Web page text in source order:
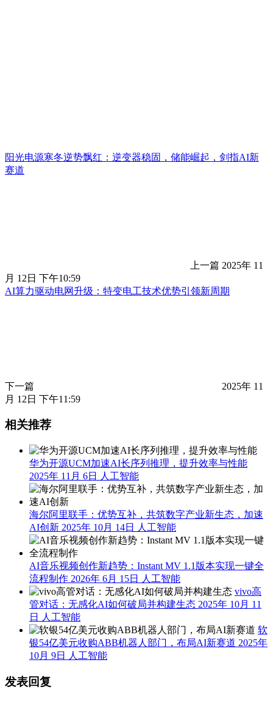
阳光电源寒冬逆势飘红：逆变器稳固，储能崛起，剑指AI新
赛道
上一篇 2025年 11
月 12日 下午10:59
AI算力驱动电网升级：特变电工技术优势引领新周期
下一篇
2025年 11
月 12日 下午11:59
相关推荐
华为开源UCM加速AI长序列推理，提升效率与性能
2025年 11月 6日
人工智能
海尔阿里联手：优势互补，共筑数字产业新生态，加速
AI创新 2025年 10月 14日 人工智能
AI音乐视频创作新趋势：Instant MV 1.1版本实现一键全
流程制作 2026年 6月 15日
人工智能
vivo高
管对话：无感化AI如何破局并构建生态 2025年 10月 11
日
人工智能
软
银54亿美元收购ABB机器人部门，布局AI新赛道 2025年
10月 9日
人工智能
发表回复